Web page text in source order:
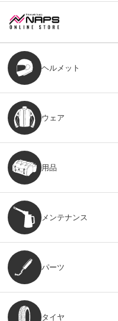
ヘルメット
ウェア
用品
メンテナンス
パーツ
タイヤ